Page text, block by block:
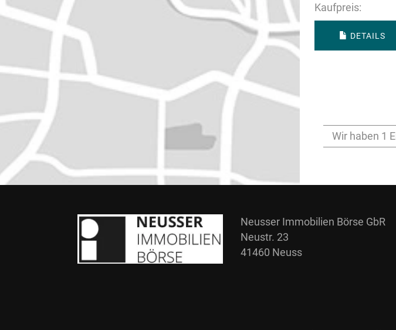
Kaufpreis:
DETAILS
Wir haben 1
Neusser Immobilien Börse GbR
Neustr. 23
41460 Neuss